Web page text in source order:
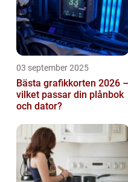
03 september 2025
Bästa grafikkorten 2026 –
vilket passar din plånbok
och dator?